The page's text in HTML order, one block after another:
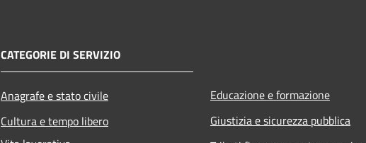
CATEGORIE DI SERVIZIO
Anagrafe e stato civile
Cultura e tempo libero
Educazione e formazione
Giustizia e sicurezza pubblica